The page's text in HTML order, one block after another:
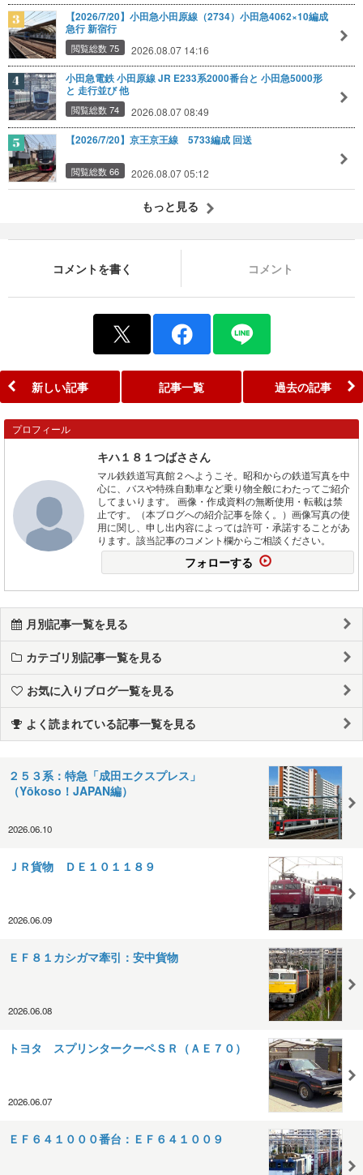
【2026/7/20】小田急小田原線（2734）小田急4062×10編成
急行 新宿行
閲覧総数 75 2026.08.07 14:16
小田急電鉄 小田原線 JR E233系2000番台と 小田急5000形
と 走行並び 他
閲覧総数 74 2026.08.07 08:49
【2026/7/20】京王京王線 5733編成 回送
閲覧総数 66 2026.08.07 05:12
もっと見る
コメントを書く コメント
新しい記事 記事一覧 過去の記事
プロフィール
キハ１８１つばささん
マル鉄鉄道写真館２へようこそ。昭和からの鉄道写真を中
心に、バスや特殊自動車など乗り物全般にわたってご紹介
してまいります。 画像・作成資料の無断使用・転載は禁
止です。（本ブログへの紹介記事を除く。）画像写真の使
用に関し、申し出内容によっては許可・承諾することがあ
ります。該当記事のコメント欄からご相談ください。
フォローする
月別記事一覧を見る
カテゴリ別記事一覧を見る
お気に入りブログ一覧を見る
よく読まれている記事一覧を見る
２５３系：特急「成田エクスプレス」
（Yōkoso！JAPAN編）
2026.06.10
ＪＲ貨物 ＤＥ１０１１８９
2026.06.09
ＥＦ８１カシガマ牽引：安中貨物
2026.06.08
トヨタ スプリンタークーペＳＲ（ＡＥ７０）
2026.06.07
ＥＦ６４１０００番台：ＥＦ６４１００９